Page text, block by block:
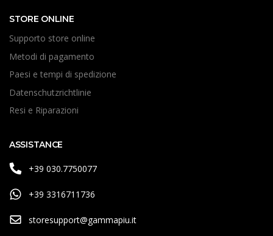
STORE ONLINE
Supporto store online
Metodi di pagamento
Paesi e tempi di spedizione
Datenschutzrichtlinie
Resi e Riparazioni
ASSISTANCE
+39 030.7750077
+39 3316711736
storesupport@gammapiu.it